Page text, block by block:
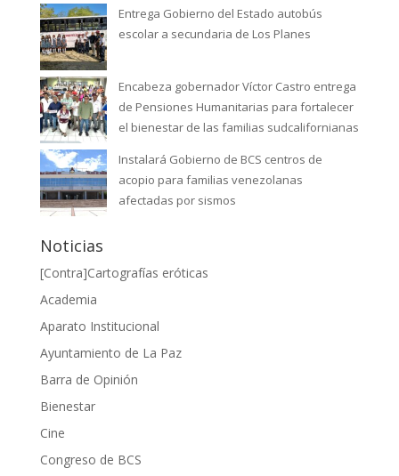
Entrega Gobierno del Estado autobús
escolar a secundaria de Los Planes
Encabeza gobernador Víctor Castro entrega
de Pensiones Humanitarias para fortalecer
el bienestar de las familias sudcalifornianas
Instalará Gobierno de BCS centros de
acopio para familias venezolanas
afectadas por sismos
Noticias
[Contra]Cartografías eróticas
Academia
Aparato Institucional
Ayuntamiento de La Paz
Barra de Opinión
Bienestar
Cine
Congreso de BCS